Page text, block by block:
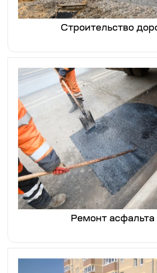
Строительство
Ремонт асфальта